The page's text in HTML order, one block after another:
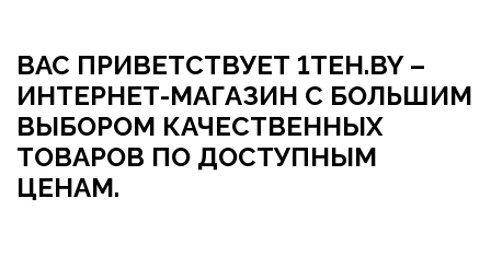
ВАС ПРИВЕТСТВУЕТ 1TEH.BY –
ИНТЕРНЕТ-МАГАЗИН С БОЛЬШИМ
ВЫБОРОМ КАЧЕСТВЕННЫХ
ТОВАРОВ ПО ДОСТУПНЫМ
ЦЕНАМ.